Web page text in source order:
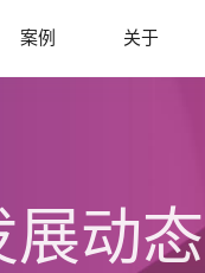
案例 关于
展动态